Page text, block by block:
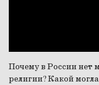
Почему в России нет
религии? Какой